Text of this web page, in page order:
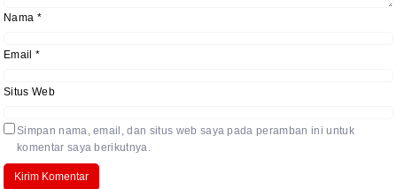
Nama *
Email *
Situs Web
Simpan nama, email, dan situs web saya pada peramban ini untuk
komentar saya berikutnya.